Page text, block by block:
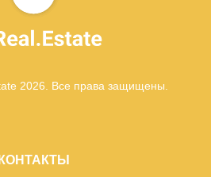
2026. Все права защищены.
КОНТАКТЫ